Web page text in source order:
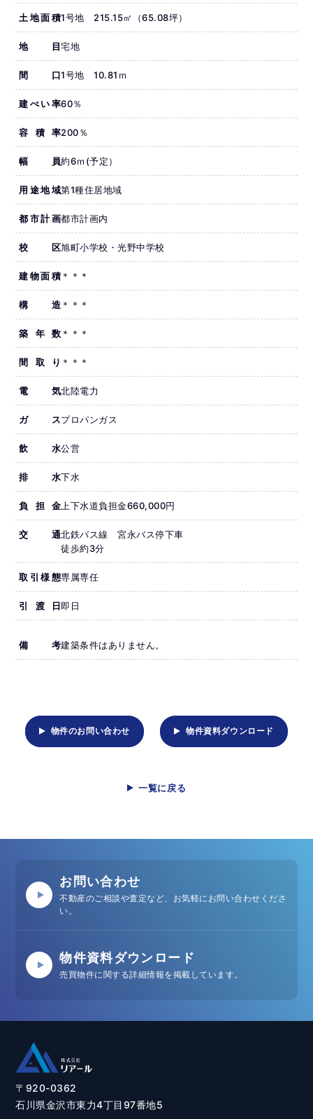
土地面積1号地 215.15㎡（65.08坪）
地目宅地
間口1号地 10.81ｍ
建ぺい率60％
容積率200％
幅員約6ｍ(予定）
用途地域第1種住居地域
都市計画都市計画内
校区旭町小学校・光野中学校
建物面積＊＊＊
構造 ＊＊＊
築年数 ＊＊＊
間取り ＊＊＊
電気北陸電力
ガスプロパンガス
飲水公営
排水下水
負担金 上下水道負担金660,000円
交通北鉄バス線 宮永バス停下車
徒歩約3分
取引様態専属専任
引渡日即日
備考建築条件はありません。
物件のお問い合わせ 物件資料ダウンロード
一覧に戻る
お問い合わせ
不動産のご相談や査定など、お気軽にお問い合わせくださ
い。
物件資料ダウンロード
売買物件に関する詳細情報を掲載しています。
〒920-0362
石川県金沢市東力4丁目97番地5